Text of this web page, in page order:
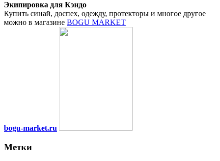
Экипировка для Кэндо
Купить синай, доспех, одежду, протекторы и многое другое
можно в магазине BOGU MARKET
bogu-market.ru
Метки